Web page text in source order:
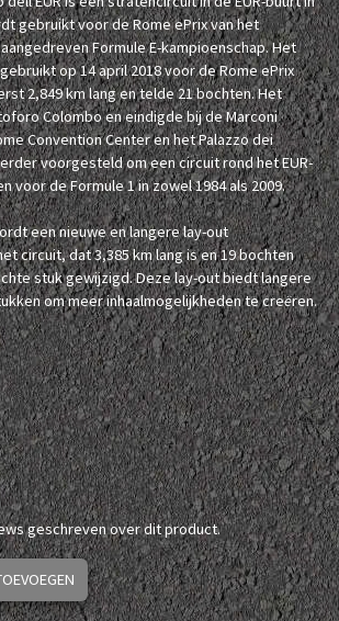
gebruikt voor de Rome ePrix van het
Formule E-kampioenschap. Het
op 14 april 2018 voor de Rome ePrix
2,849 km lang en telde 21 bochten. Het
Colombo en eindigde bij de Marconi
Convention Center en het Palazzo dei
voorgesteld om een circuit rond het EUR-
voor de Formule 1 in zowel 1984 als 2009.
een nieuwe en langere lay-out
circuit, dat 3,385 km lang is en 19 bochten
stuk gewijzigd. Deze lay-out biedt langere
om meer inhaalmogelijkheden te creëren.
geschreven over dit product.